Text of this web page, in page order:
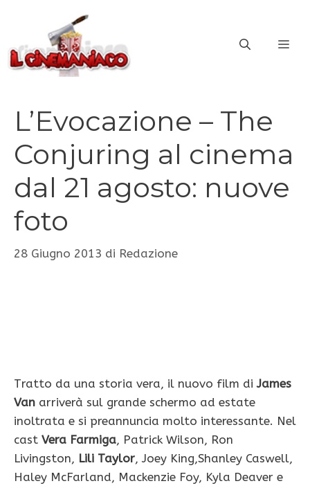
contenuto
L’Evocazione – The
Conjuring al cinema
dal 21 agosto: nuove
foto
28 Giugno 2013 di Redazione
Tratto da una storia vera, il nuovo film diJames
Van arriverà sul grande schermo ad estate
inoltrata e si preannuncia molto interessante. Nel
cast Vera Farmiga, Patrick Wilson, Ron
Livingston, Lili Taylor, Joey King,Shanley Caswell,
Haley McFarland, Mackenzie Foy, Kyla Deaver e